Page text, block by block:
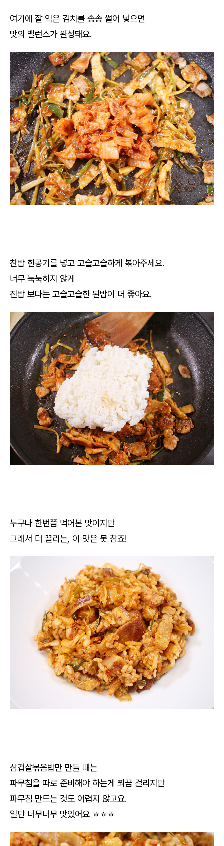
여기에 잘 익은 김치를 송송 썰어 넣으면
맛의 밸런스가 완성돼요.
찬밥 한공기를 넣고 고슬고슬하게 볶아주세요.
너무 눅눅하지 않게
진밥 보다는 고슬고슬한 된밥이 더 좋아요.
누구나 한번쯤 먹어본 맛이지만
그래서 더 끌리는, 이 맛은 못 참죠!
삼겹살볶음밥만 만들 때는
파무침을 따로 준비해야 하는게 쬐끔 걸리지만
파무침 만드는 것도 어렵지 않고요.
일단 너무너무 맛있어요 ㅎㅎㅎ